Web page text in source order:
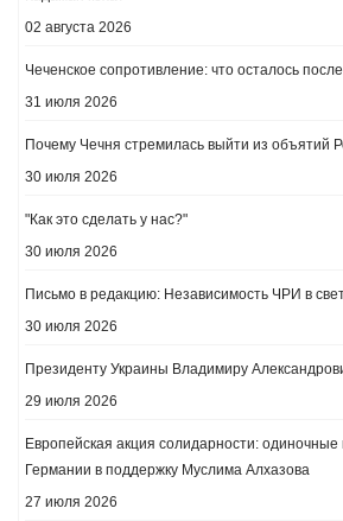
02 августа 2026
Чеченское сопротивление: что осталось
31 июля 2026
Почему Чечня стремилась выйти из объятий
30 июля 2026
"Как это сделать у нас?"
30 июля 2026
Письмо в редакцию: Независимость ЧРИ в
30 июля 2026
Президенту Украины Владимиру
29 июля 2026
Европейская акция солидарности: одиночные
Германии в поддержку Муслима Алхазова
27 июля 2026